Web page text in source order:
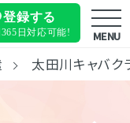
登録する
日対応可能! MENU
太田川キャバク